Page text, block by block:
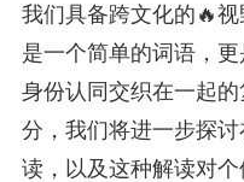
我们具备跨文化的🔥
是一个简单的词语，
身份认同交织在一起
分，我们将进一步探
读，以及这种解读对